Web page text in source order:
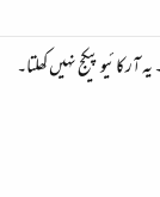
پیکج نہیں کھلتا۔